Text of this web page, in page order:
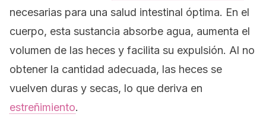
necesarias para una salud intestinal óptima. En el
cuerpo, esta sustancia absorbe agua, aumenta el
volumen de las heces y facilita su expulsión. Al no
obtener la cantidad adecuada, las heces se
vuelven duras y secas, lo que deriva en
estreñimiento.